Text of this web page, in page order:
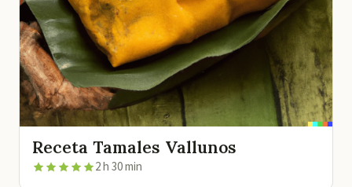
Receta Tamales Vallunos
2 h 30 min